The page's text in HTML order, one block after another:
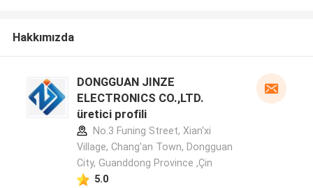
Hakkımızda
DONGGUAN JINZE
ELECTRONICS CO.,LTD.
üretici profili
No.3 Funing Street, Xian'xi
Village, Chang'an Town, Dongguan
City, Guanddong Province ,Çin
5.0